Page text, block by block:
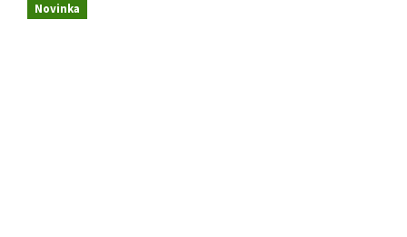
Novinka